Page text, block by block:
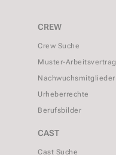
CREW
Crew Suche
Muster-Arbeitsvertrag
Nachwuchsmitglieder
Urheberrechte
Berufsbilder
CAST
Cast Suche